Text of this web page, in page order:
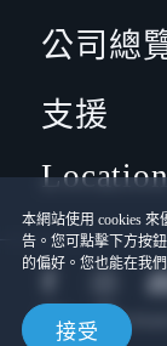
本網站使用 cookies
告。您可點擊下方按
的偏好。您也能在我
接受
公司總
支援